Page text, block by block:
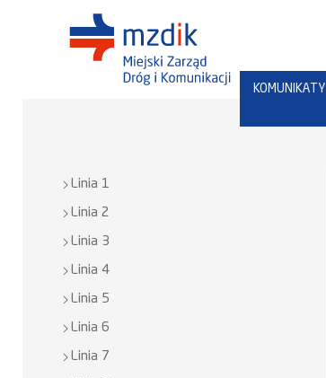
KOMUNIKATY
Linia 1
Linia 2
Linia 3
Linia 4
Linia 5
Linia 6
Linia 7